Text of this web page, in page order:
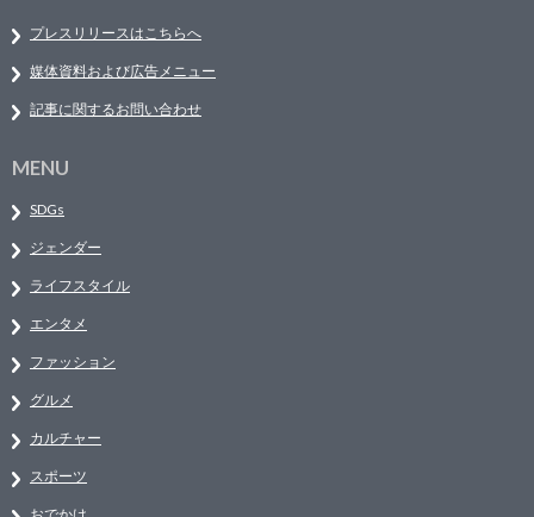
プレスリリースはこちらへ
媒体資料および広告メニュー
記事に関するお問い合わせ
MENU
SDGs
ジェンダー
ライフスタイル
エンタメ
ファッション
グルメ
カルチャー
スポーツ